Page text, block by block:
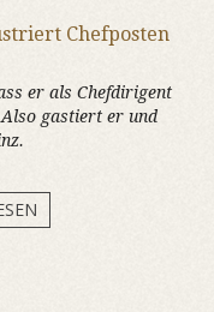
Chefposten
er als Chefdirigent
gastiert er und